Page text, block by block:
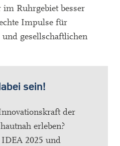
Ruhrgebiet besser
Impulse für
gesellschaftlichen
sein!
der
erleben?
IDEA 2025 und